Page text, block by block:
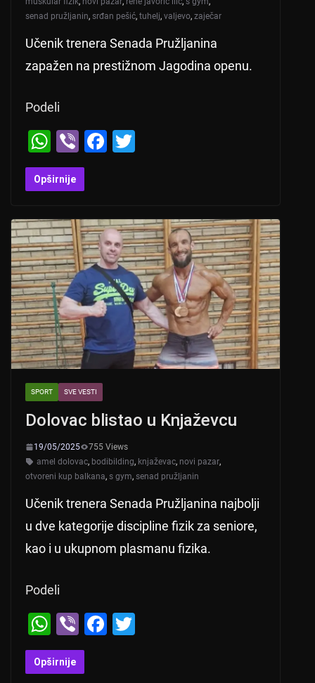
senad pružljanin, srđan pešić, tuhelj, valjevo, zaječar
Učenik trenera Senada Pružljanina
zapažen na prestižnom Jagodina openu.
Podeli
W
h
at
A
p
p
Vi
b
er
F
b
o
o
k
Opširnije
SPORT SVE VESTI
Dolovac blistao u Knjaževcu
19/05/2025
755 Views
amel dolovac, bodibilding, knjaževac, novi pazar,
otvoreni kup balkana, s gym, senad pružljanin
Učenik trenera Senada Pružljanina najbolji
u dve kategorije discipline fizik za seniore,
kao i u ukupnom plasmanu fizika.
Podeli
W
h
at
Vi
b
er
F
Opširnije